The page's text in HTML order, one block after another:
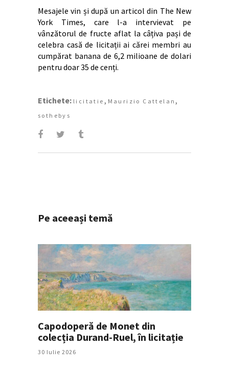
Mesajele vin și după un articol din The New
York Times, care l-a intervievat pe
vânzătorul de fructe aflat la câțiva pași de
celebra casă de licitații ai cărei membri au
cumpărat banana de 6,2 milioane de dolari
pentru doar 35 de cenți.
Etichete: licitatie , Maurizio Cattelan ,
sothebys
Pe aceeași temă
Capodoperă de Monet din
colecția Durand-Ruel, în licitație
30 Iulie 2026